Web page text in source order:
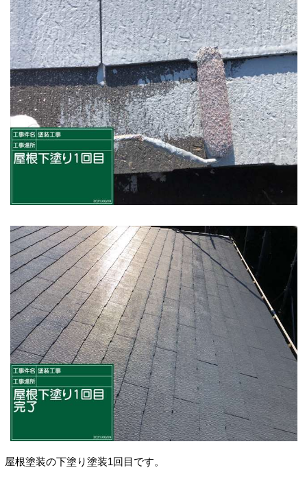
屋根塗装の下塗り塗装1回目です。